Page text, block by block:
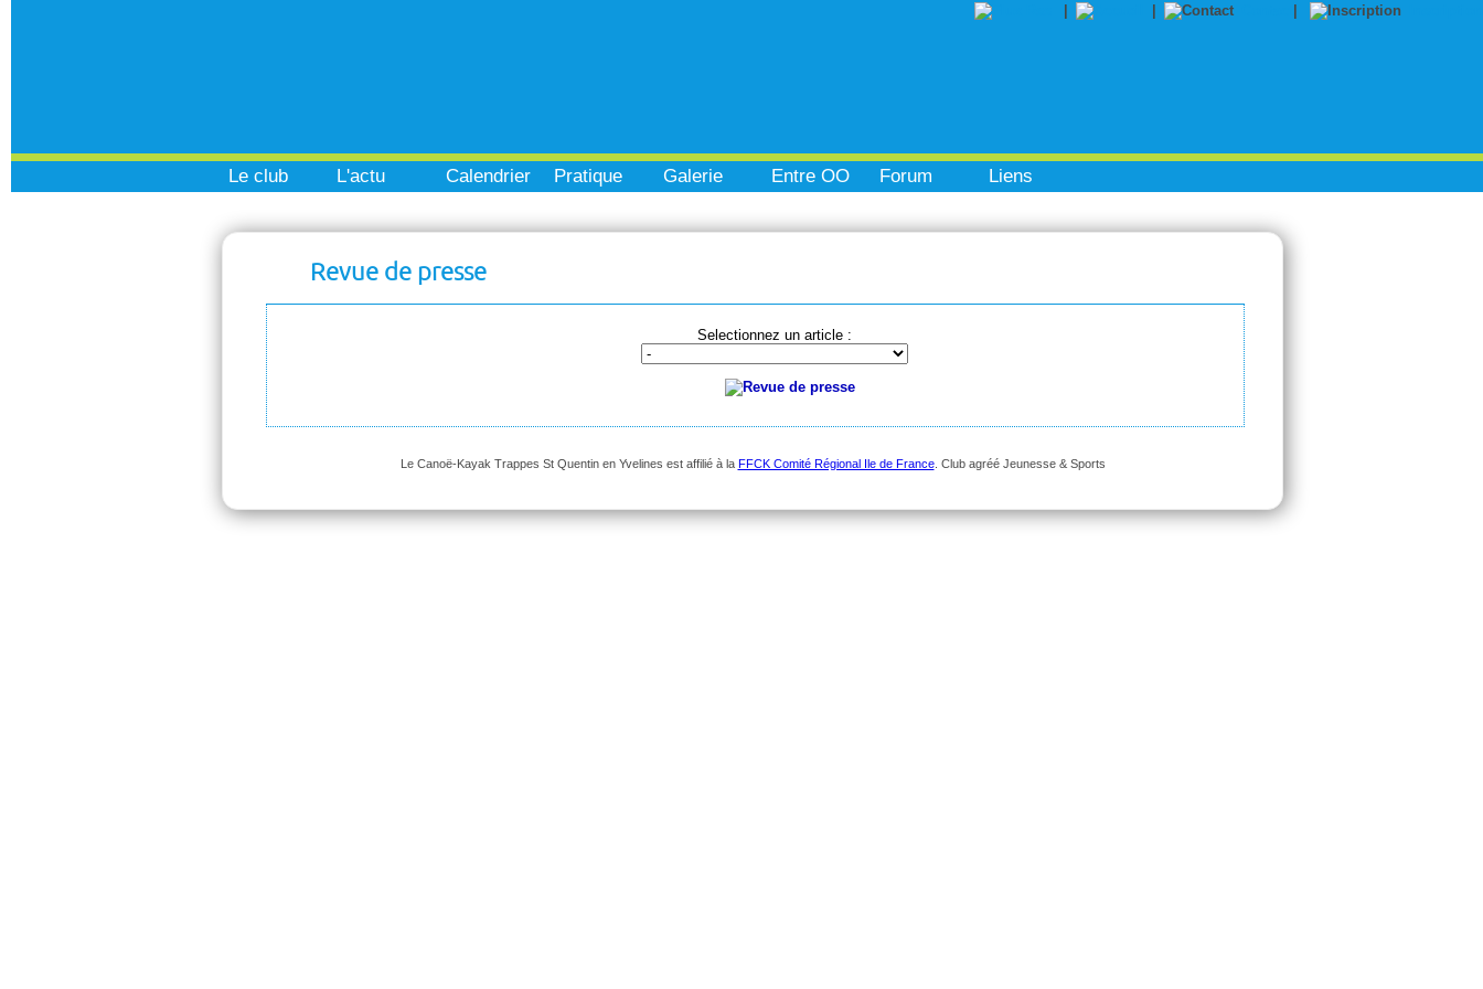
Le club L'actu Calendrier Pratique Galerie Entre OO Forum Liens
Revue de presse
Selectionnez un article :
Le Canoë-Kayak Trappes St Quentin en Yvelines est affilié à la FFCK Comité Régional Ile de France. Club agréé Jeunesse & Sports